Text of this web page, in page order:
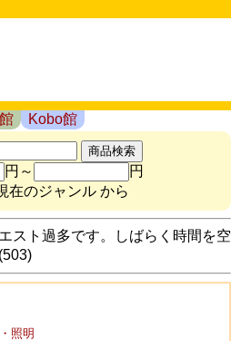
Kobo館
円～
円
在のジャンル から
スト過多です。しばらく時間を空
照明